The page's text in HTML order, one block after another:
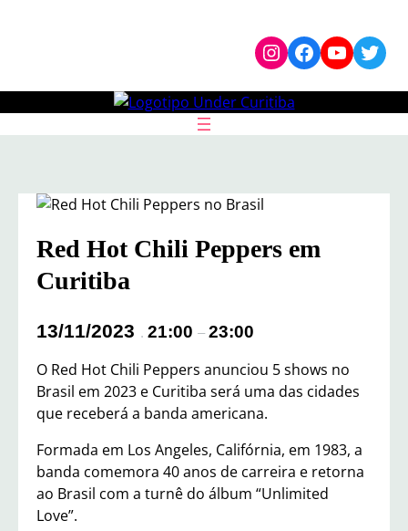
conteúdo
Instagram
Facebook
Red Hot Chili Peppers em
Curitiba
13/11/2023 . 21:00 – 23:00
O Red Hot Chili Peppers anunciou 5 shows no
Brasil em 2023 e Curitiba será uma das cidades
que receberá a banda americana.
Formada em Los Angeles, Califórnia, em 1983, a
banda comemora 40 anos de carreira e retorna
ao Brasil com a turnê do álbum “Unlimited
Love”.